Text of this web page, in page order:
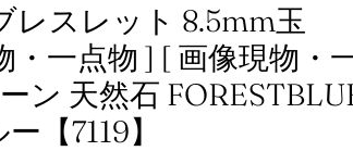
レスレット 8.5mm玉
・一点物 ] [ 画像現物・
ン 天然石
【7119】